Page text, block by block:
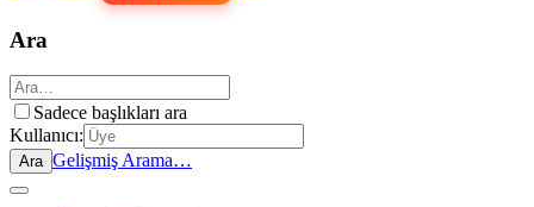
Ara
Sadece başlıkları ara
Kullanıcı:
Ara Gelişmiş Arama…